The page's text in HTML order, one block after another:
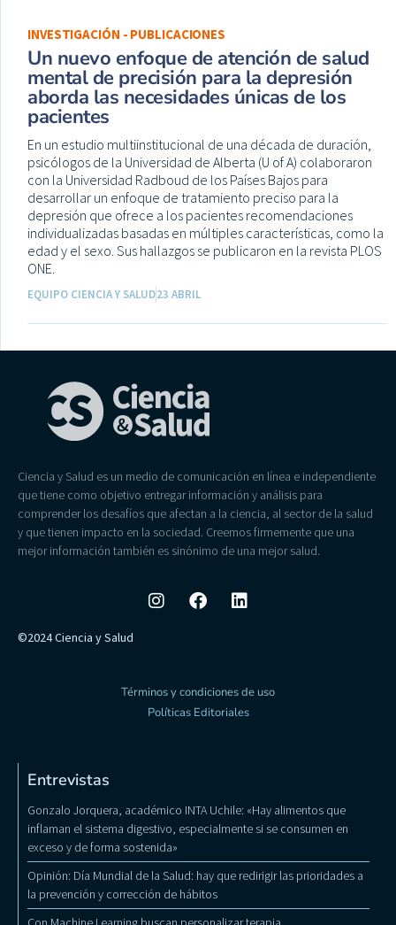
INVESTIGACIÓN - PUBLICACIONES
Un nuevo enfoque de atención de salud
mental de precisión para la depresión
aborda las necesidades únicas de los
pacientes
En un estudio multiinstitucional de una década de duración,
psicólogos de la Universidad de Alberta (U of A) colaboraron
con la Universidad Radboud de los Países Bajos para
desarrollar un enfoque de tratamiento preciso para la
depresión que ofrece a los pacientes recomendaciones
individualizadas basadas en múltiples características, como la
edad y el sexo. Sus hallazgos se publicaron en la revista PLOS
ONE.
EQUIPO CIENCIA Y SALUD23 ABRIL
Ciencia y Salud es un medio de comunicación en línea e independiente
que tiene como objetivo entregar información y análisis para
comprender los desafíos que afectan a la ciencia, al sector de la salud
y que tienen impacto en la sociedad. Creemos firmemente que una
mejor información también es sinónimo de una mejor salud.
©2024 Ciencia y Salud
Términos y condiciones de uso
Políticas Editoriales
Entrevistas
Gonzalo Jorquera, académico INTA Uchile: «Hay alimentos que
inflaman el sistema digestivo, especialmente si se consumen en
exceso y de forma sostenida»
Opinión: Día Mundial de la Salud: hay que redirigir las prioridades a
la prevención y corrección de hábitos